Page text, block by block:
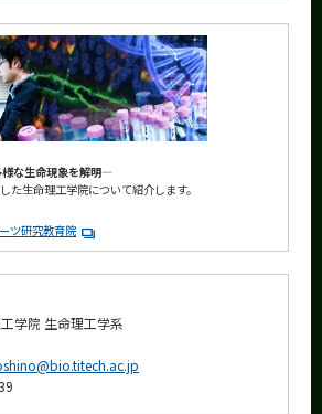
な生命現象を解明―
た生命理工学院について紹介します。
ツ研究教育院
学院 生命理工学系